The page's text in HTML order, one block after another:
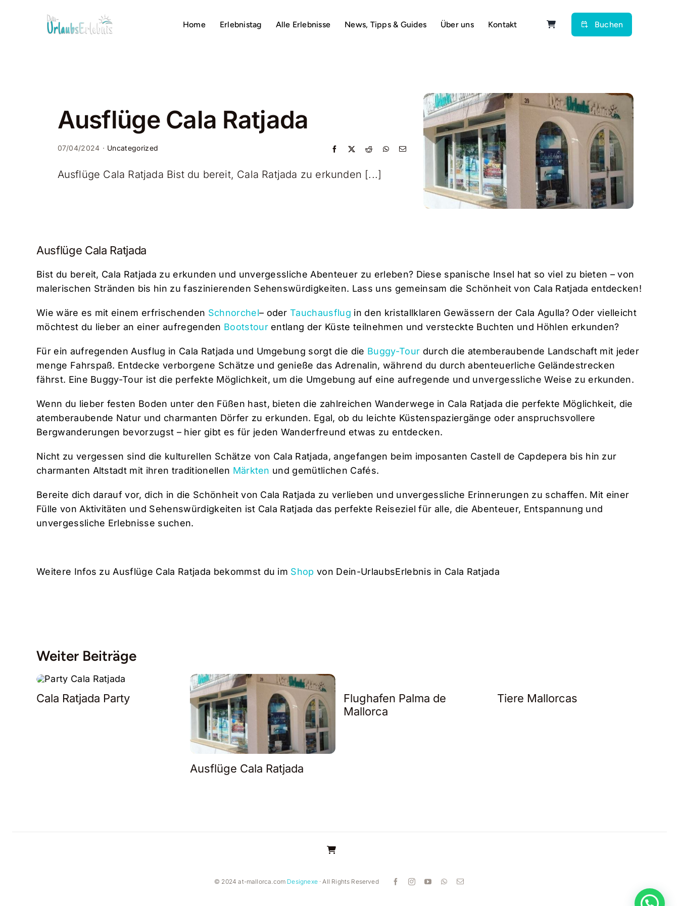
Home Erlebnistag Alle Erlebnisse News, Tipps & Guides Über uns Kontakt Buchen
Ausflüge Cala Ratjada
07/04/2024 · Uncategorized
Ausflüge Cala Ratjada Bist du bereit, Cala Ratjada zu erkunden [...]
Ausflüge Cala Ratjada
Bist du bereit, Cala Ratjada zu erkunden und unvergessliche Abenteuer zu erleben? Diese spanische Insel hat so viel zu bieten – von
malerischen Stränden bis hin zu faszinierenden Sehenswürdigkeiten. Lass uns gemeinsam die Schönheit von Cala Ratjada entdecken!
Wie wäre es mit einem erfrischenden Schnorchel– oderTauchausflug in den kristallklaren Gewässern der Cala Agulla? Oder vielleicht
möchtest du lieber an einer aufregenden Bootstourentlang der Küste teilnehmen und versteckte Buchten und Höhlen erkunden?
Für ein aufregenden Ausflug in Cala Ratjada und Umgebung sorgt die die Buggy-Tour durch die atemberaubende Landschaft mit jeder
menge Fahrspaß. Entdecke verborgene Schätze und genieße das Adrenalin, während du durch abenteuerliche Geländestrecken
fährst. Eine Buggy-Tour ist die perfekte Möglichkeit, um die Umgebung auf eine aufregende und unvergessliche Weise zu erkunden.
Wenn du lieber festen Boden unter den Füßen hast, bieten die zahlreichen Wanderwege in Cala Ratjada die perfekte Möglichkeit, die
atemberaubende Natur und charmanten Dörfer zu erkunden. Egal, ob du leichte Küstenspaziergänge oder anspruchsvollere
Bergwanderungen bevorzugst – hier gibt es für jeden Wanderfreund etwas zu entdecken.
Nicht zu vergessen sind die kulturellen Schätze von Cala Ratjada, angefangen beim imposanten Castell de Capdepera bis hin zur
charmanten Altstadt mit ihren traditionellen Märkten und gemütlichen Cafés.
Bereite dich darauf vor, dich in die Schönheit von Cala Ratjada zu verlieben und unvergessliche Erinnerungen zu schaffen. Mit einer
Fülle von Aktivitäten und Sehenswürdigkeiten ist Cala Ratjada das perfekte Reiseziel für alle, die Abenteuer, Entspannung und
unvergessliche Erlebnisse suchen.
Weitere Infos zu Ausflüge Cala Ratjada bekommst du im Shop von Dein-UrlaubsErlebnis in Cala Ratjada
Weiter Beiträge
Cala Ratjada Party
Ausflüge Cala Ratjada
Flughafen Palma de
Mallorca
Tiere Mallorcas
© 2024 at-mallorca.com Designexe· All Rights Reserved